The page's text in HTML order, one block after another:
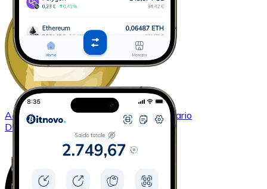
AcquistareDogecoincon bonifico bancario
DOGE